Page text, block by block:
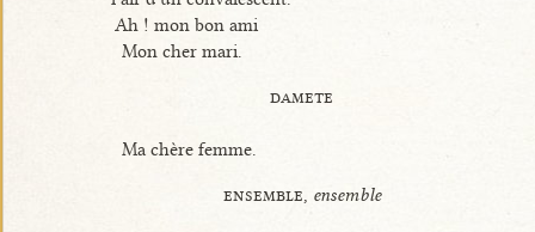
Ah ! mon bon ami
Mon cher mari.
damete
Ma chère femme.
ensemble, ensemble